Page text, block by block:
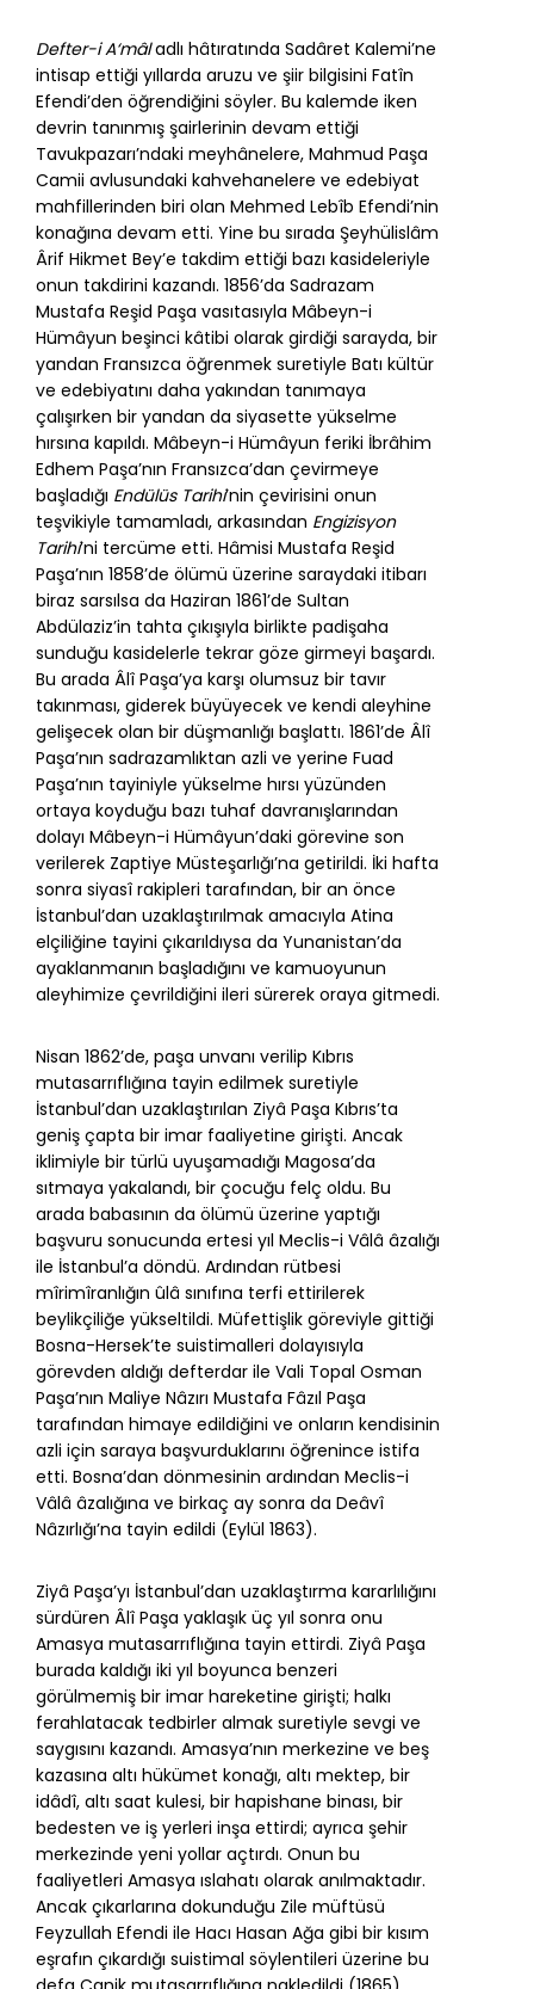
Defter-i A‘mâladlı hâtıratında Sadâret Kalemi’ne
intisap ettiği yıllarda aruzu ve şiir bilgisini Fatîn
Efendi’den öğrendiğini söyler. Bu kalemde iken
devrin tanınmış şairlerinin devam ettiği
Tavukpazarı’ndaki meyhânelere, Mahmud Paşa
Camii avlusundaki kahvehanelere ve edebiyat
mahfillerinden biri olan Mehmed Lebîb Efendi’nin
konağına devam etti. Yine bu sırada Şeyhülislâm
Ârif Hikmet Bey’e takdim ettiği bazı kasideleriyle
onun takdirini kazandı. 1856’da Sadrazam
Mustafa Reşid Paşa vasıtasıyla Mâbeyn-i
Hümâyun beşinci kâtibi olarak girdiği sarayda, bir
yandan Fransızca öğrenmek suretiyle Batı kültür
ve edebiyatını daha yakından tanımaya
çalışırken bir yandan da siyasette yükselme
hırsına kapıldı. Mâbeyn-i Hümâyun feriki İbrâhim
Edhem Paşa’nın Fransızca’dan çevirmeye
başladığı Endülüs Tarihi’nin çevirisini onun
teşvikiyle tamamladı, arkasından Engizisyon
Tarihi’ni tercüme etti. Hâmisi Mustafa Reşid
Paşa’nın 1858’de ölümü üzerine saraydaki itibarı
biraz sarsılsa da Haziran 1861’de Sultan
Abdülaziz’in tahta çıkışıyla birlikte padişaha
sunduğu kasidelerle tekrar göze girmeyi başardı.
Bu arada Âlî Paşa’ya karşı olumsuz bir tavır
takınması, giderek büyüyecek ve kendi aleyhine
gelişecek olan bir düşmanlığı başlattı. 1861’de Âlî
Paşa’nın sadrazamlıktan azli ve yerine Fuad
Paşa’nın tayiniyle yükselme hırsı yüzünden
ortaya koyduğu bazı tuhaf davranışlarından
dolayı Mâbeyn-i Hümâyun’daki görevine son
verilerek Zaptiye Müsteşarlığı’na getirildi. İki hafta
sonra siyasî rakipleri tarafından, bir an önce
İstanbul’dan uzaklaştırılmak amacıyla Atina
elçiliğine tayini çıkarıldıysa da Yunanistan’da
ayaklanmanın başladığını ve kamuoyunun
aleyhimize çevrildiğini ileri sürerek oraya gitmedi.
Nisan 1862’de, paşa unvanı verilip Kıbrıs
mutasarrıflığına tayin edilmek suretiyle
İstanbul’dan uzaklaştırılan Ziyâ Paşa Kıbrıs’ta
geniş çapta bir imar faaliyetine girişti. Ancak
iklimiyle bir türlü uyuşamadığı Magosa’da
sıtmaya yakalandı, bir çocuğu felç oldu. Bu
arada babasının da ölümü üzerine yaptığı
başvuru sonucunda ertesi yıl Meclis-i Vâlâ âzalığı
ile İstanbul’a döndü. Ardından rütbesi
mîrimîranlığın ûlâ sınıfına terfi ettirilerek
beylikçiliğe yükseltildi. Müfettişlik göreviyle gittiği
Bosna-Hersek’te suistimalleri dolayısıyla
görevden aldığı defterdar ile Vali Topal Osman
Paşa’nın Maliye Nâzırı Mustafa Fâzıl Paşa
tarafından himaye edildiğini ve onların kendisinin
azli için saraya başvurduklarını öğrenince istifa
etti. Bosna’dan dönmesinin ardından Meclis-i
Vâlâ âzalığına ve birkaç ay sonra da Deâvî
Nâzırlığı’na tayin edildi (Eylül 1863).
Ziyâ Paşa’yı İstanbul’dan uzaklaştırma kararlılığını
sürdüren Âlî Paşa yaklaşık üç yıl sonra onu
Amasya mutasarrıflığına tayin ettirdi. Ziyâ Paşa
burada kaldığı iki yıl boyunca benzeri
görülmemiş bir imar hareketine girişti; halkı
ferahlatacak tedbirler almak suretiyle sevgi ve
saygısını kazandı. Amasya’nın merkezine ve beş
kazasına altı hükümet konağı, altı mektep, bir
idâdî, altı saat kulesi, bir hapishane binası, bir
bedesten ve iş yerleri inşa ettirdi; ayrıca şehir
merkezinde yeni yollar açtırdı. Onun bu
faaliyetleri Amasya ıslahatı olarak anılmaktadır.
Ancak çıkarlarına dokunduğu Zile müftüsü
Feyzullah Efendi ile Hacı Hasan Ağa gibi bir kısım
eşrafın çıkardığı suistimal söylentileri üzerine bu